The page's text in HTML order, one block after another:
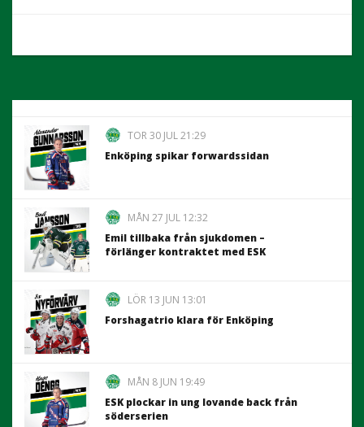
TOR 30 JUL 21:29
Enköping spikar forwardssidan
MÅN 27 JUL 12:32
Emil tillbaka från sjukdomen –
förlänger kontraktet med ESK
LÖR 13 JUN 13:01
Forshagatrio klara för Enköping
MÅN 8 JUN 19:49
ESK plockar in ung lovande back från
söderserien